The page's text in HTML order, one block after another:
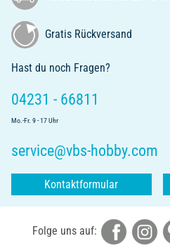
Gratis Rückversand
Hast du noch Fragen?
04231 - 66811
Mo.-Fr. 9 - 17 Uhr
service@vbs-hobby.com
Kontaktformular
Folge uns auf: